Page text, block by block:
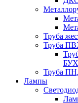
Труба
Труба
Труба
Лампы